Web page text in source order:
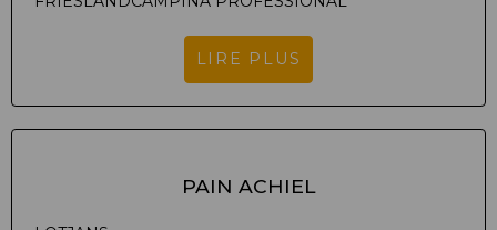
LIRE PLUS
PAIN ACHIEL